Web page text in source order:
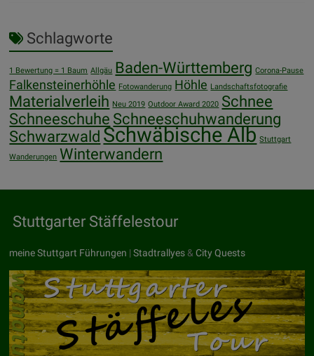
Schlagworte
1 Bewertung = 1 Baum Allgäu Baden-Württemberg Corona-Pause
Falkensteinerhöhle Fotowanderung Höhle Landschaftsfotografie
Materialverleih Neu 2019 Outdoor Award 2020 Schnee
Schneeschuhe Schneeschuhwanderung
Schwarzwald Schwäbische Alb Stuttgart
Wanderungen Winterwandern
Stuttgarter Stäffelestour
meine Stuttgart Führungen |Stadtrallyes & City Quests